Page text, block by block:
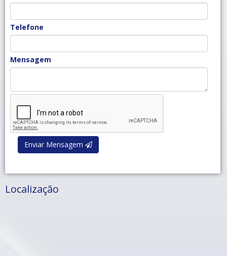
Telefone
Mensagem
Enviar Mensagem
Localização